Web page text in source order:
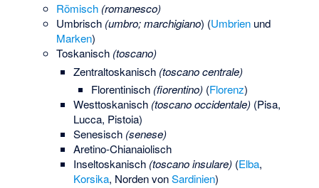
Römisch (romanesco)
Umbrisch (umbro; marchigiano) (Umbrien und
Marken)
Toskanisch (toscano)
Zentraltoskanisch (toscano centrale)
Florentinisch (fiorentino)(Florenz)
Westtoskanisch (toscano occidentale) (Pisa,
Lucca, Pistoia)
Senesisch (senese)
Aretino-Chianaiolisch
Inseltoskanisch (toscano insulare) (Elba,
Korsika, Norden vonSardinien)